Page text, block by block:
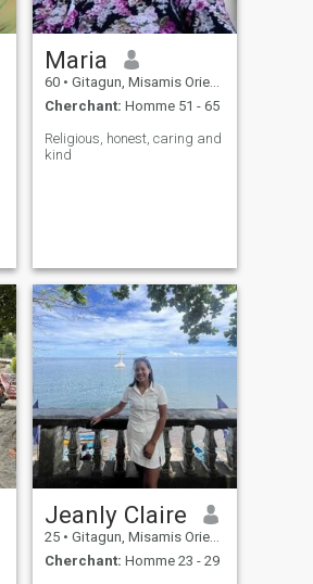
Maria
60 • Gitagun, Misamis Oriental, Philippines
Cherchant: Homme 51 - 65
Religious, honest, caring and
kind
Jeanly Claire
25 • Gitagun, Misamis Oriental, Philippines
Cherchant: Homme 23 - 29